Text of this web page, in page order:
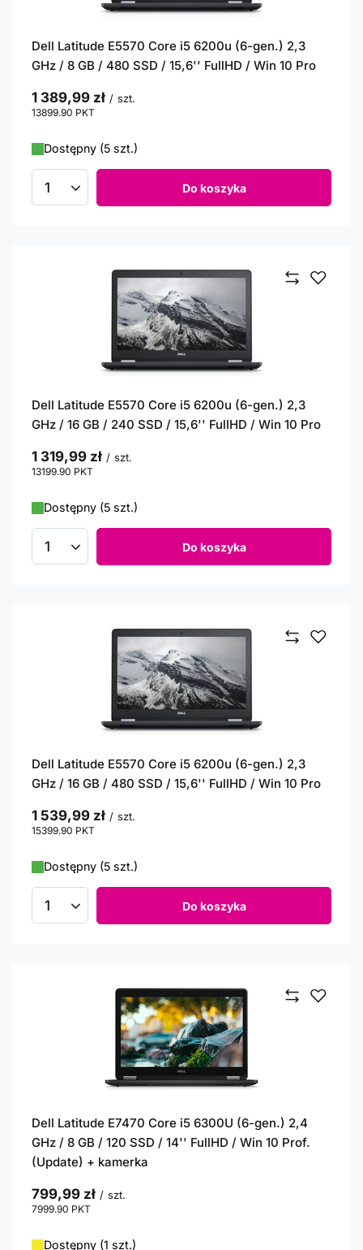
Dell Latitude E5570 Core i5 6200u (6-gen.) 2,3
GHz / 8 GB / 480 SSD / 15,6'' FullHD / Win 10 Pro
1 389,99 zł / szt.
13899.90 PKT
Dostępny (5 szt.)
Ilość produktów Do koszyka
Dell Latitude E5570 Core i5 6200u (6-gen.) 2,3
GHz / 16 GB / 240 SSD / 15,6'' FullHD / Win 10 Pro
1 319,99 zł / szt.
13199.90 PKT
Dostępny (5 szt.)
Ilość produktów Do koszyka
Dell Latitude E5570 Core i5 6200u (6-gen.) 2,3
GHz / 16 GB / 480 SSD / 15,6'' FullHD / Win 10 Pro
1 539,99 zł / szt.
15399.90 PKT
Dostępny (5 szt.)
Ilość produktów Do koszyka
Dell Latitude E7470 Core i5 6300U (6-gen.) 2,4
GHz / 8 GB / 120 SSD / 14'' FullHD / Win 10 Prof.
(Update) + kamerka
799,99 zł / szt.
7999.90 PKT
Dostępny (1 szt.)